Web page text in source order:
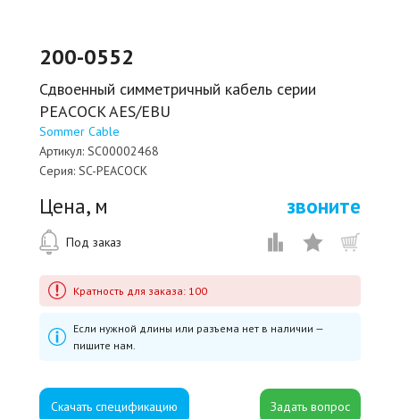
200-0552
Сдвоенный симметричный кабель серии
PEACOCK AES/EBU
Sommer Cable
Артикул: SC00002468
Серия: SC-PEACOCK
Цена, м звоните
Под заказ
Кратность для заказа: 100
Если нужной длины или разъема нет в наличии —
пишите нам.
Скачать спецификацию